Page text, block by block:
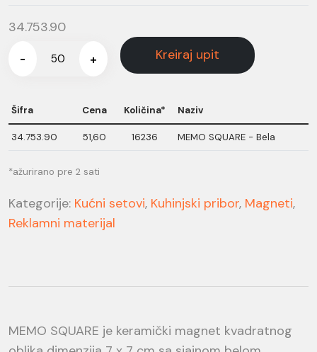
34.753.90
- + Kreiraj upit
Šifra Cena Količina* Naziv
34.753.90 51,60 16236 MEMO SQUARE - Bela
*ažurirano pre 2 sati
Kategorije: Kućni setovi, Kuhinjski pribor, Magneti,
Reklamni materijal
MEMO SQUARE je keramički magnet kvadratnog